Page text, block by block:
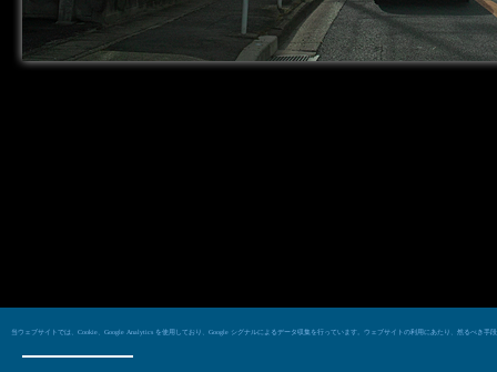
当ウェブサイトでは、Cookie、Google Analytics を使用しており、Google シグナルによるデータ収集を行っています。ウェブサイトの利用にあたり、然るべき